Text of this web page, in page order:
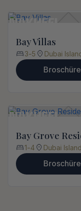
Bay Villas
3-5 Dubai
Broschüre
Bay Grove
1-4 Dubai
Broschüre